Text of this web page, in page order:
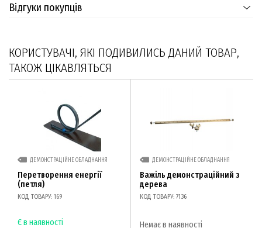
Відгуки покупців
КОРИСТУВАЧІ, ЯКІ ПОДИВИЛИСЬ ДАНИЙ ТОВАР,
ТАКОЖ ЦІКАВЛЯТЬСЯ
ДЕМОНСТРАЦІЙНЕ ОБЛАДНАННЯ
Перетворення енергії
(петля)
КОД ТОВАРУ: 169
Є в наявності
ДЕМОНСТРАЦІЙНЕ ОБЛАДНАННЯ
Важіль демонстраційний з
дерева
КОД ТОВАРУ: 7136
Немає в наявності